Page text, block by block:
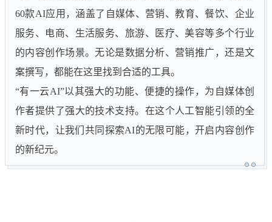
60款AI应用，涵盖了自媒体、营销、教育、餐饮、企业
服务、电商、生活服务、旅游、医疗、美容等多个行业
的内容创作场景。无论是数据分析、营销推广，还是文
案撰写，都能在这里找到合适的工具。
“有一云AI”以其强大的功能、便捷的操作，为自媒体创
作者提供了强大的技术支持。在这个人工智能引领的全
新时代，让我们共同探索AI的无限可能，开启内容创作
的新纪元。